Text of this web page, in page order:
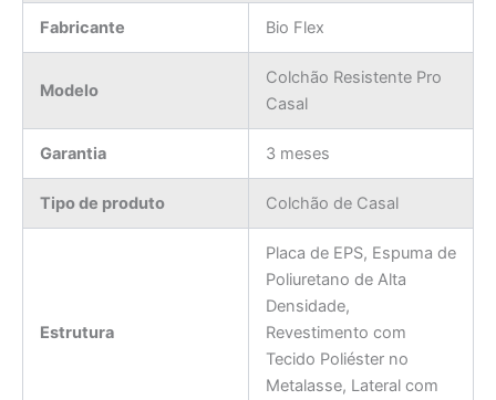
Fabricante Bio Flex
Modelo
Colchão Resistente Pro
Casal
Garantia 3 meses
Tipo de produto Colchão de Casal
Estrutura
Placa de EPS, Espuma de
Poliuretano de Alta
Densidade,
Revestimento com
Tecido Poliéster no
Metalasse, Lateral com